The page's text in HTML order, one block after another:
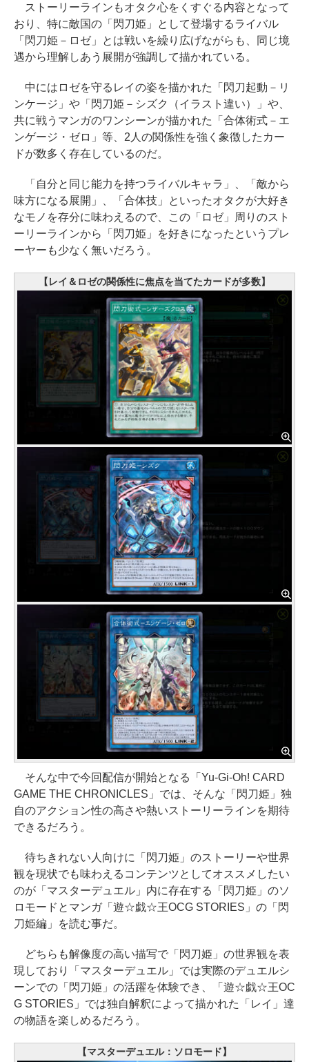
ストーリーラインもオタク心をくすぐる内容となって
おり、特に敵国の「閃刀姫」として登場するライバル
「閃刀姫－ロゼ」とは戦いを繰り広げながらも、同じ境
遇から理解しあう展開が強調して描かれている。
中にはロゼを守るレイの姿を描かれた「閃刀起動－リ
ンケージ」や「閃刀姫－シズク（イラスト違い）」や、
共に戦うマンガのワンシーンが描かれた「合体術式－エ
ンゲージ・ゼロ」等、2人の関係性を強く象徴したカー
ドが数多く存在しているのだ。
「自分と同じ能力を持つライバルキャラ」、「敵から
味方になる展開」、「合体技」といったオタクが大好き
なモノを存分に味わえるので、この「ロゼ」周りのスト
ーリーラインから「閃刀姫」を好きになったというプレ
ーヤーも少なく無いだろう。
【レイ＆ロゼの関係性に焦点を当てたカードが多数】
そんな中で今回配信が開始となる「Yu-Gi-Oh! CARD
GAME THE CHRONICLES」では、そんな「閃刀姫」独
自のアクション性の高さや熱いストーリーラインを期待
できるだろう。
待ちきれない人向けに「閃刀姫」のストーリーや世界
観を現状でも味わえるコンテンツとしてオススメしたい
のが「マスターデュエル」内に存在する「閃刀姫」のソ
ロモードとマンガ「遊☆戯☆王OCG STORIES」の「閃
刀姫編」を読む事だ。
どちらも解像度の高い描写で「閃刀姫」の世界観を表
現しており「マスターデュエル」では実際のデュエルシ
ーンでの「閃刀姫」の活躍を体験でき、「遊☆戯☆王OC
G STORIES」では独自解釈によって描かれた「レイ」達
の物語を楽しめるだろう。
【マスターデュエル：ソロモード】